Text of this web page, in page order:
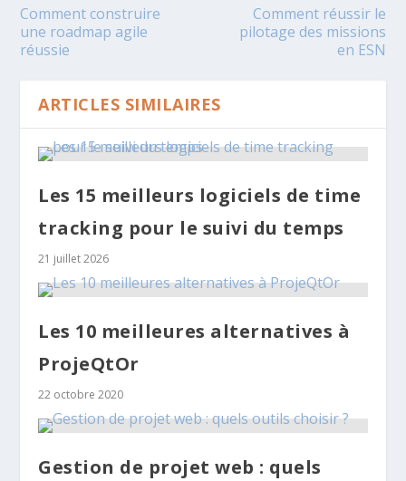
Comment construire
une roadmap agile
réussie
Comment réussir le
pilotage des missions
en ESN
ARTICLES SIMILAIRES
Les 15 meilleurs logiciels de time
tracking pour le suivi du temps
21 juillet 2026
Les 10 meilleures alternatives à
ProjeQtOr
22 octobre 2020
Gestion de projet web : quels